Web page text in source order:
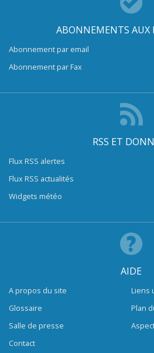
ABONNEMENTS AUX
Abonnement par email
Abonnement par Fax
RSS ET
Flux RSS alertes
Flux RSS actualités
Widgets météo
AIDE
A propos du site
Glossaire
Salle de presse
Contact
Liens
Plan